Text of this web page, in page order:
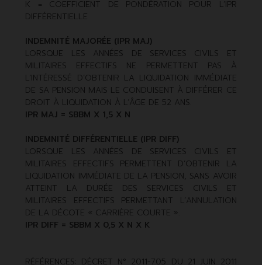
K = COEFFICIENT DE PONDÉRATION POUR L’IPR
DIFFÉRENTIELLE
INDEMNITÉ MAJORÉE (IPR MAJ)
LORSQUE LES ANNÉES DE SERVICES CIVILS ET
MILITAIRES EFFECTIFS NE PERMETTENT PAS À
L’INTÉRESSÉ D’OBTENIR LA LIQUIDATION IMMÉDIATE
DE SA PENSION MAIS LE CONDUISENT À DIFFÉRER CE
DROIT À LIQUIDATION À L’ÂGE DE 52 ANS.
IPR MAJ = SBBM X 1,5 X N
INDEMNITÉ DIFFÉRENTIELLE (IPR DIFF)
LORSQUE LES ANNÉES DE SERVICES CIVILS ET
MILITAIRES EFFECTIFS PERMETTENT D’OBTENIR LA
LIQUIDATION IMMÉDIATE DE LA PENSION, SANS AVOIR
ATTEINT LA DURÉE DES SERVICES CIVILS ET
MILITAIRES EFFECTIFS PERMETTANT L’ANNULATION
DE LA DÉCOTE « CARRIÈRE COURTE ».
IPR DIFF = SBBM X 0,5 X N X K
RÉFÉRENCES: DÉCRET N° 2011-705 DU 21 JUIN 2011